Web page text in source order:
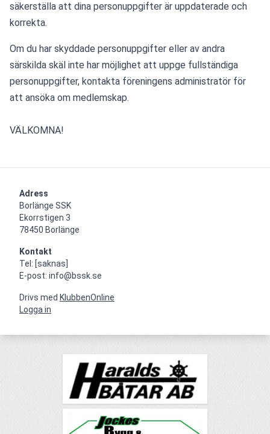
säkerställa att dina personuppgifter är uppdaterade och
korrekta.
Om du har skyddade personuppgifter eller av andra
särskilda skäl inte har möjlighet att uppge fullständiga
personuppgifter, kontakta föreningens administratör för
att ansöka om medlemskap.
VÄLKOMNA!
Adress
Borlänge SSK
Ekorrstigen 3
78450 Borlänge
Kontakt
Tel: [saknas]
E-post: info@bssk.se
Drivs med KlubbenOnline
Logga in